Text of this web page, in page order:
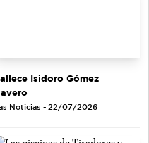
Isidoro Gómez
Noticias - 22/07/2026